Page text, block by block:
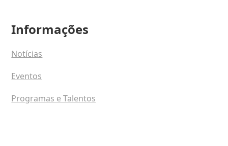
Informações
Notícias
Eventos
Programas e Talentos